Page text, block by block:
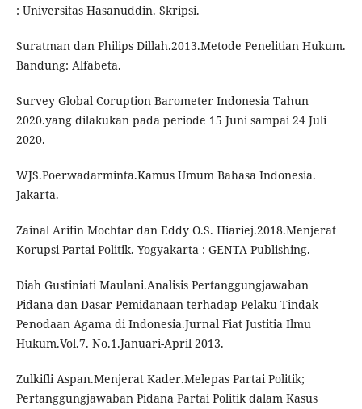
: Universitas Hasanuddin. Skripsi.
Suratman dan Philips Dillah.2013.Metode Penelitian Hukum.
Bandung: Alfabeta.
Survey Global Coruption Barometer Indonesia Tahun
2020.yang dilakukan pada periode 15 Juni sampai 24 Juli
2020.
WJS.Poerwadarminta.Kamus Umum Bahasa Indonesia.
Jakarta.
Zainal Arifin Mochtar dan Eddy O.S. Hiariej.2018.Menjerat
Korupsi Partai Politik. Yogyakarta : GENTA Publishing.
Diah Gustiniati Maulani.Analisis Pertanggungjawaban
Pidana dan Dasar Pemidanaan terhadap Pelaku Tindak
Penodaan Agama di Indonesia.Jurnal Fiat Justitia Ilmu
Hukum.Vol.7. No.1.Januari-April 2013.
Zulkifli Aspan.Menjerat Kader.Melepas Partai Politik;
Pertanggungjawaban Pidana Partai Politik dalam Kasus